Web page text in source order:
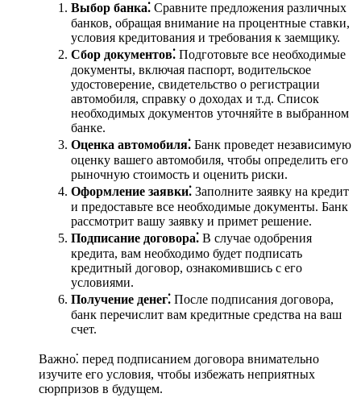
Выбор банка⁚ Сравните предложения различных
банков, обращая внимание на процентные ставки,
условия кредитования и требования к заемщику.
Сбор документов⁚ Подготовьте все необходимые
документы, включая паспорт, водительское
удостоверение, свидетельство о регистрации
автомобиля, справку о доходах и т.д. Список
необходимых документов уточняйте в выбранном
банке.
Оценка автомобиля⁚ Банк проведет независимую
оценку вашего автомобиля, чтобы определить его
рыночную стоимость и оценить риски.
Оформление заявки⁚ Заполните заявку на кредит
и предоставьте все необходимые документы. Банк
рассмотрит вашу заявку и примет решение.
Подписание договора⁚ В случае одобрения
кредита, вам необходимо будет подписать
кредитный договор, ознакомившись с его
условиями.
Получение денег⁚ После подписания договора,
банк перечислит вам кредитные средства на ваш
счет.
Важно⁚ перед подписанием договора внимательно
изучите его условия, чтобы избежать неприятных
сюрпризов в будущем.